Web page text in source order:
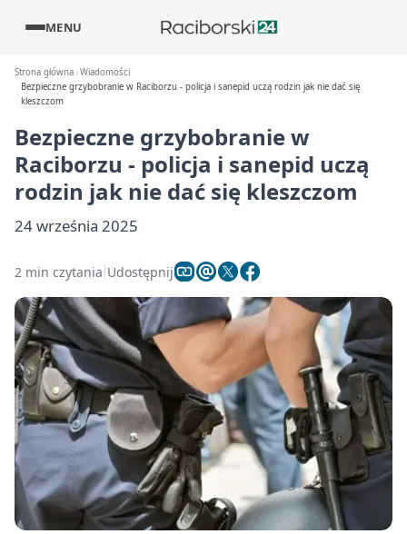
MENU
Strona główna Wiadomości
Bezpieczne grzybobranie w Raciborzu - policja i sanepid uczą rodzin jak nie dać się
kleszczom
Bezpieczne grzybobranie w
Raciborzu - policja i sanepid uczą
rodzin jak nie dać się kleszczom
24 września 2025
2 min czytania Udostępnij